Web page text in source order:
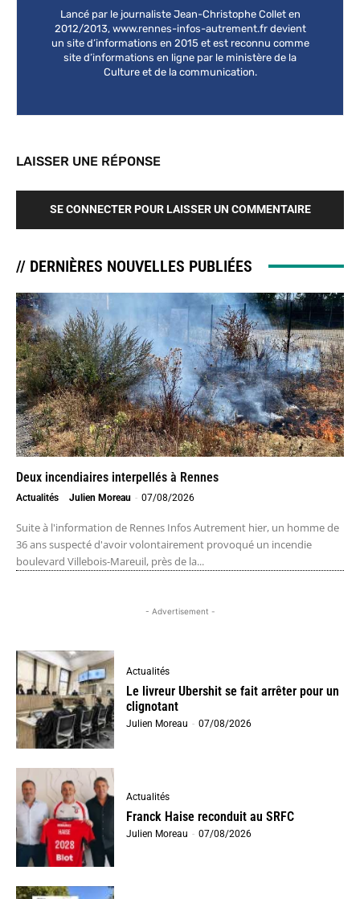
Lancé par le journaliste Jean-Christophe Collet en
2012/2013, www.rennes-infos-autrement.fr devient
un site d’informations en 2015 et est reconnu comme
site d’informations en ligne par le ministère de la
Culture et de la communication.
LAISSER UNE RÉPONSE
SE CONNECTER POUR LAISSER UN COMMENTAIRE
// DERNIÈRES NOUVELLES PUBLIÉES
Deux incendiaires interpellés à Rennes
Actualités Julien Moreau - 07/08/2026
Suite à l'information de Rennes Infos Autrement hier, un homme de
36 ans suspecté d'avoir volontairement provoqué un incendie
boulevard Villebois-Mareuil, près de la...
- Advertisement -
Actualités
Le livreur Ubershit se fait arrêter pour un
clignotant
Julien Moreau - 07/08/2026
Actualités
Franck Haise reconduit au SRFC
Julien Moreau - 07/08/2026